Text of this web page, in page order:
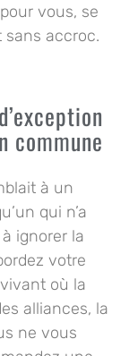
vous, se
accroc.
commune
à un
qui n’a
ignorer la
votre
où la
alliances, la
ne vous